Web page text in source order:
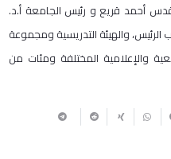
أحمد قريع و رئيس الجامعة أ.د.
والهيئة التدريسية ومجموعة
والإعلامية المختلفة ومئات من